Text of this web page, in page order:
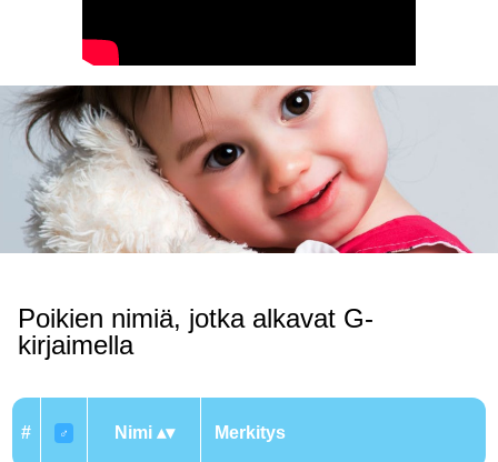
Poikien nimiä, jotka alkavat G-
kirjaimella
# ♂ Nimi Merkitys